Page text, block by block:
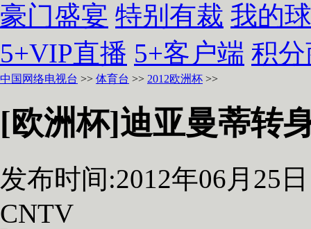
豪门盛宴 特别有裁 我的
5+VIP直播 5+客户端 积
中国网络电视台 >> 体育台 >> 2012欧洲杯 >>
[欧洲杯]迪亚曼蒂转
发布时间:2012年06月25
CNTV